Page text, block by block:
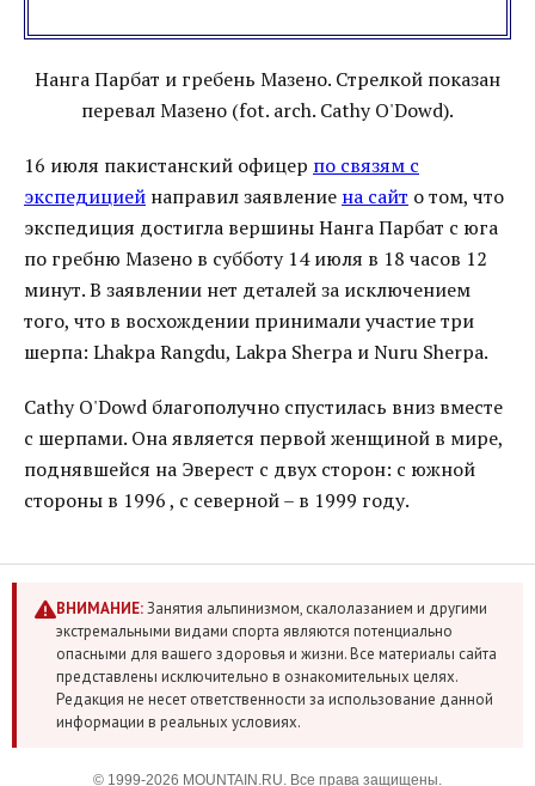
Нанга Парбат и гребень Мазено. Стрелкой показан
перевал Мазено (fot. arch. Cathy O'Dowd).
16 июля пакистанский офицер по связям с
экспедицией направил заявление на сайт о том, что
экспедиция достигла вершины Нанга Парбат с юга
по гребню Мазено в субботу 14 июля в 18 часов 12
минут. В заявлении нет деталей за исключением
того, что в восхождении принимали участие три
шерпа: Lhakpa Rangdu, Lakpa Sherpa и Nuru Sherpa.
Cathy O'Dowd благополучно спустилась вниз вместе
с шерпами. Она является первой женщиной в мире,
поднявшейся на Эверест с двух сторон: с южной
стороны в 1996 , с северной – в 1999 году.
ВНИМАНИЕ:Занятия альпинизмом, скалолазанием и другими
экстремальными видами спорта являются потенциально
опасными для вашего здоровья и жизни. Все материалы сайта
представлены исключительно в ознакомительных целях.
Редакция не несет ответственности за использование данной
информации в реальных условиях.
© 1999-2026 MOUNTAIN.RU. Все права защищены.